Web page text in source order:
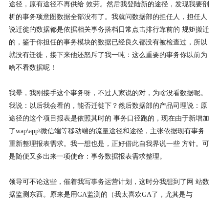
途径，原有途径不再供给 效劳。然后我登陆新的途径，发现我要剖
析的事务项意图数据全部没有了。我就问数据部的担任人，担任人
说迁徙的数据都是依据相关事务搭档日常点击排行靠前的 规矩搬迁
的，鉴于你担任的事务模块的数据已经良久都没有被检查过，所以
就没有迁徙，接下来他还怒斥了我一吨：这么重要的事务你以前为
啥不看数据呢！
我晕，我刚接手这个事务呀，不过人家说的对，为啥没看数据呢。
我说：以后我会看的，能否迁徙下？然后数据部的产品司理说：原
途径的这个项目报表是依照其时的 事务口径跑的，现在由于新增加
了wap\app\微信端等移动端的流量途径和途径，主张依据现有事务
重新整理报表需求。我一想也是，正好借此自我界说一些 方针。可
是随便又多出来一项使命：事务数据报表需求整理。
领导可不论这些，催着我写事务运营计划，这时分我想到了网 站数
据监测东西。原来是用GA监测的（我太喜欢GA了，尤其是与